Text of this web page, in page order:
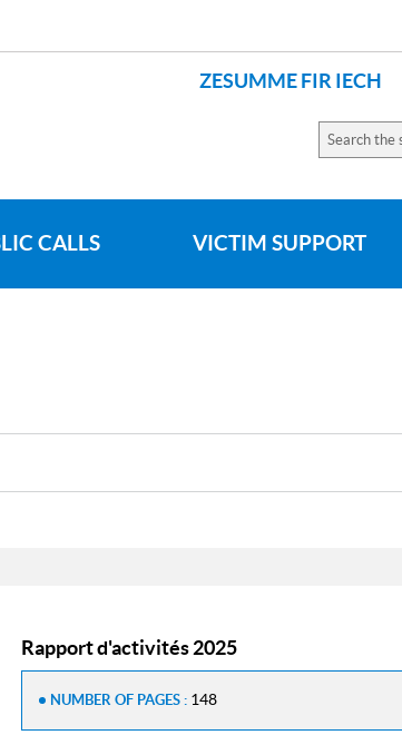
ZESUMME FIR IECH
CALLS VICTIM SUPPORT
Search
the
Rapport d'activités 2025
NUMBER OF PAGES : 148